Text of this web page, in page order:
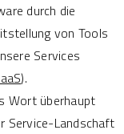
durch die
von Tools
Services
).
Wort überhaupt
Service-Landschaft